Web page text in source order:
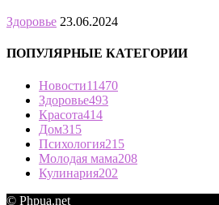
Здоровье 23.06.2024
ПОПУЛЯРНЫЕ КАТЕГОРИИ
Новости11470
Здоровье493
Красота414
Дом315
Психология215
Молодая мама208
Кулинария202
© Phpua.net